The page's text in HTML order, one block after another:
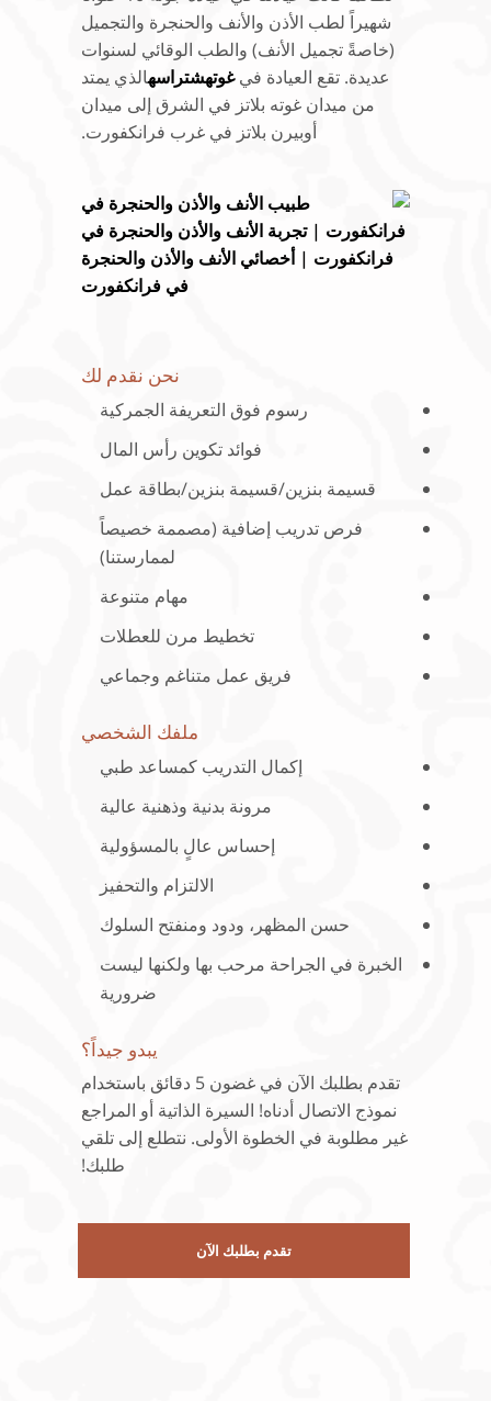
شهيراً لطب الأذن والأنف والحنجرة والتجميل
(خاصةً تجميل الأنف) والطب الوقائي لسنوات
عديدة. تقع العيادة فيغوتهشتراسهالذي يمتد
من ميدان غوته بلاتز في الشرق إلى ميدان
أوبيرن بلاتز في غرب فرانكفورت.
نحن نقدم لك
رسوم فوق التعريفة الجمركية
فوائد تكوين رأس المال
قسيمة بنزين/قسيمة بنزين/بطاقة عمل
فرص تدريب إضافية (مصممة خصيصاً
لممارستنا)
مهام متنوعة
تخطيط مرن للعطلات
فريق عمل متناغم وجماعي
ملفك الشخصي
إكمال التدريب كمساعد طبي
مرونة بدنية وذهنية عالية
إحساس عالٍ بالمسؤولية
الالتزام والتحفيز
حسن المظهر، ودود ومنفتح السلوك
الخبرة في الجراحة مرحب بها ولكنها ليست
ضرورية
يبدو جيداً؟
تقدم بطلبك الآن في غضون 5 دقائق باستخدام
نموذج الاتصال أدناه! السيرة الذاتية أو المراجع
غير مطلوبة في الخطوة الأولى. نتطلع إلى تلقي
طلبك!
تقدم بطلبك الآن